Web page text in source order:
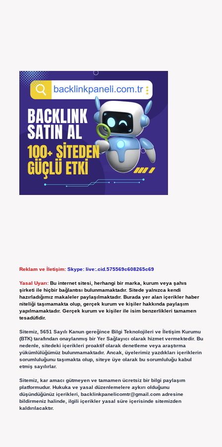
Reklam ve İletişim: Skype: live:.cid.575569c608265c69
Yasal Uyarı: Bu internet sitesi, herhangi bir marka, kurum veya şahıs
şirketi ile hiçbir bağlantısı bulunmamaktadır. Sitede yalnızca kendi
hazırladığımız makaleler paylaşılmaktadır. Burada yer alan içerikler haber
niteliği taşımamakta olup, gerçek kurum ve kişiler hakkında paylaşım
yapılmamaktadır. Gerçek kurum ve kişiler ile isim benzerlikleri tamamen
tesadüfidir.
Sitemiz, 5651 Sayılı Kanun gereğince Bilgi Teknolojileri ve İletişim Kurumu
(BTK) tarafından onaylanmış bir Yer Sağlayıcı olarak hizmet vermektedir. Bu
nedenle, sitedeki içerikleri proaktif olarak denetleme veya araştırma
yükümlülüğümüz bulunmamaktadır. Ancak, üyelerimiz yazdıkları içeriklerin
sorumluluğunu taşımakta olup, siteye üye olarak bu sorumluluğu kabul
etmiş sayılırlar.
Sitemiz, kar amacı gütmeyen ve tamamen ücretsiz bir bilgi paylaşım
platformudur. Hukuka ve yasal düzenlemelere aykırı olduğunu
düşündüğünüz içerikleri, backlinkpanelicomtr@gmail.comadresine
bildirmeniz halinde, ilgili içerikler yasal süre içerisinde sitemizden
kaldırılacaktır.